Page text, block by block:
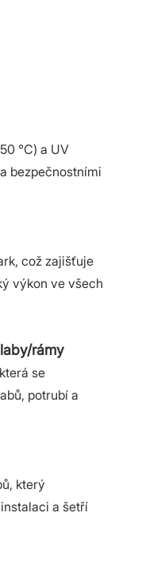
°C) a UV
bezpečnostními
což zajišťuje
výkon ve všech
rámy
se
potrubí a
který
a šetří